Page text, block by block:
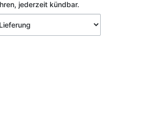
jederzeit kündbar.